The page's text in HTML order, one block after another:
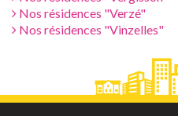
Nos résidences "Verzé"
Nos résidences "Vinzelles"